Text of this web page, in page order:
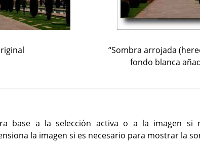
“Sombra arrojada
fondo blanca
base a la selección activa o a la imagen si
la imagen si es necesario para mostrar la